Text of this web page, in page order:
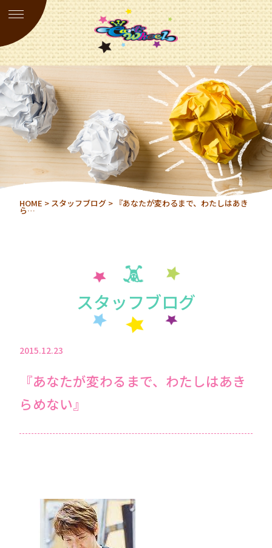
HOME > スタッフブログ > 『あなたが変わるまで、わたしはあき
ら…
スタッフブログ
2015.12.23
『あなたが変わるまで、わたしはあき
らめない』